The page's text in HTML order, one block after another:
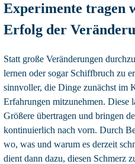
Experimente tragen
Erfolg der
Statt große Veränderungen
lernen oder sogar Schiffbruch zu
sinnvoller, die Dinge zunächst im
Erfahrungen mitzunehmen. Diese
Größere übertragen und bringen
kontinuierlich nach vorn. Durch
wo, was und warum es derzeit
dient dann dazu, diesen Schmerz